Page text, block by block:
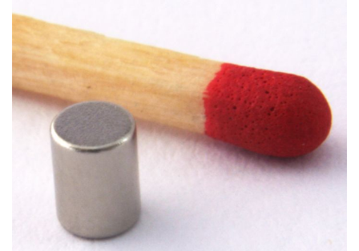
der
Bildergalerie
springen